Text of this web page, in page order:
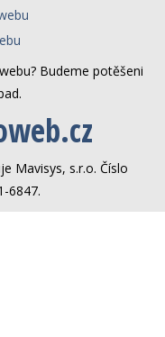
Budeme potěšeni
Mavisys, s.r.o. Číslo
6847.